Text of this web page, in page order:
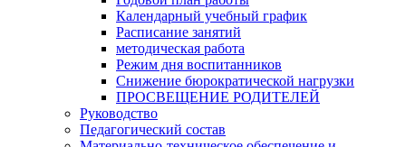
Календарный учебный график
Расписание занятий
методическая работа
Режим дня воспитанников
Снижение бюрократической нагрузки
ПРОСВЕЩЕНИЕ РОДИТЕЛЕЙ
Руководство
Педагогический состав